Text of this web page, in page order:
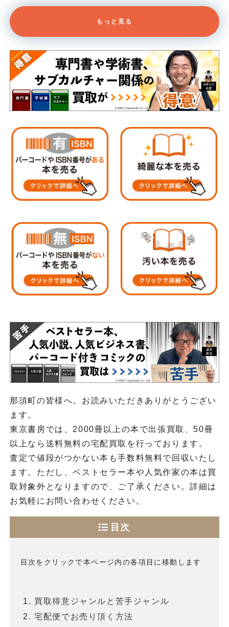
もっと見る
那須町の皆様へ。お読みいただきありがとうござい
ます。
東京書房では、2000冊以上の本で出張買取、50冊
以上なら送料無料の宅配買取を行っております。
査定で値段がつかない本も手数料無料で回収いたし
ます。ただし、ベストセラー本や人気作家の本は買
取対象外となりますので、ご了承ください。詳細は
お気軽にお問い合わせください。
目次
目次をクリックで本ページ内の各項目に移動します
買取得意ジャンルと苦手ジャンル
宅配便でお売り頂く方法